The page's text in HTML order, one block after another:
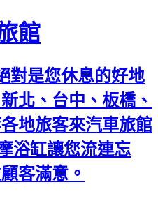
館
對是您休息的好地
北、台中、板橋、
地旅客來汽車旅館
浴缸讓您流連忘
客滿意。